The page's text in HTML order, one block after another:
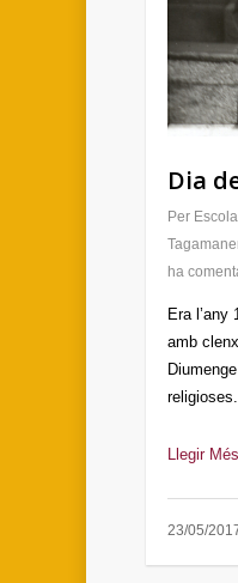
Dia
Per
ha
Era l’any
amb
Llegir Més
23/05/